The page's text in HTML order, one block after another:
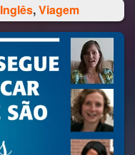
Inglês,Viagem